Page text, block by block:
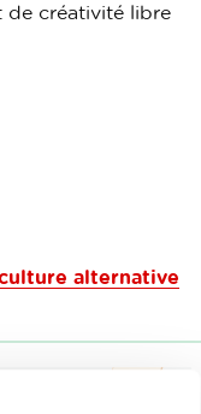
de créativité libre
alternative